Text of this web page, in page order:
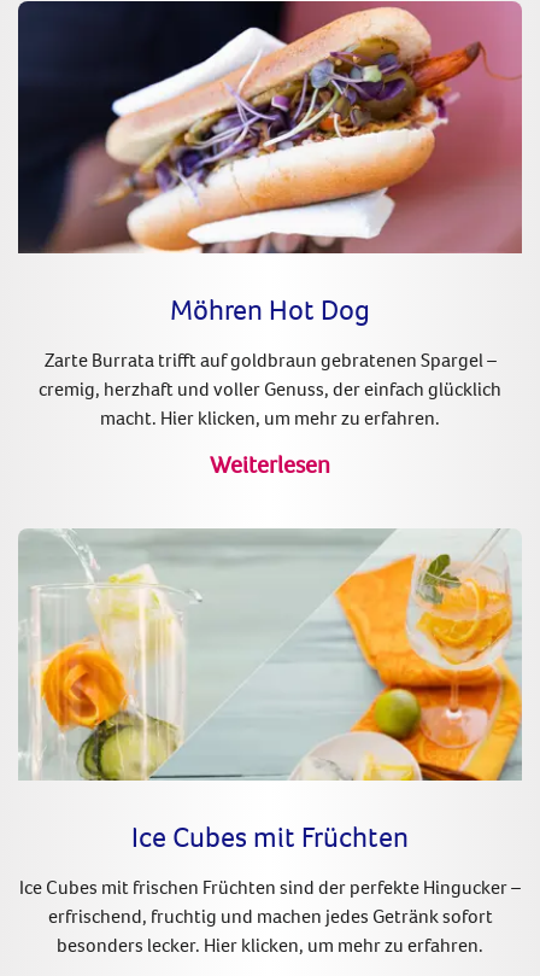
Möhren Hot Dog
Zarte Burrata trifft auf goldbraun gebratenen Spargel –
cremig, herzhaft und voller Genuss, der einfach glücklich
macht. Hier klicken, um mehr zu erfahren.
Weiterlesen
Ice Cubes mit Früchten
Ice Cubes mit frischen Früchten sind der perfekte Hingucker –
erfrischend, fruchtig und machen jedes Getränk sofort
besonders lecker. Hier klicken, um mehr zu erfahren.